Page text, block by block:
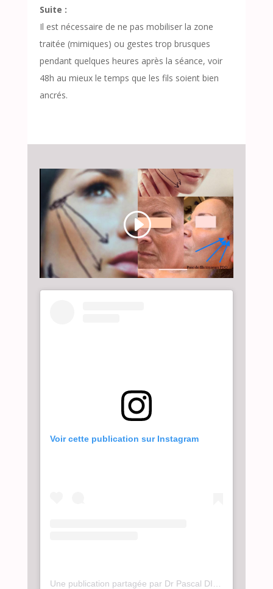
Suite :
Il est nécessaire de ne pas mobiliser la zone
traitée (mimiques) ou gestes trop brusques
pendant quelques heures après la séance, voir
48h au mieux le temps que les fils soient bien
ancrés.
Voir cette publication sur Instagram